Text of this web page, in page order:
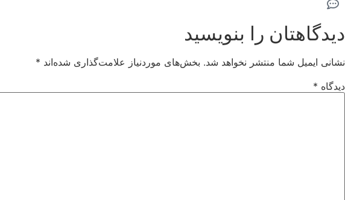
دیدگاهتان را بنویسید
نشانی ایمیل شما منتشر نخواهد شد. بخش‌های موردنیاز علامت‌گذاری شده‌اند *
دیدگاه *